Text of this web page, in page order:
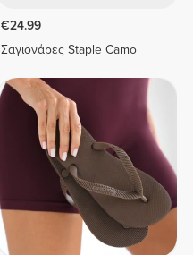
€24.99
Σαγιονάρες Staple Camo